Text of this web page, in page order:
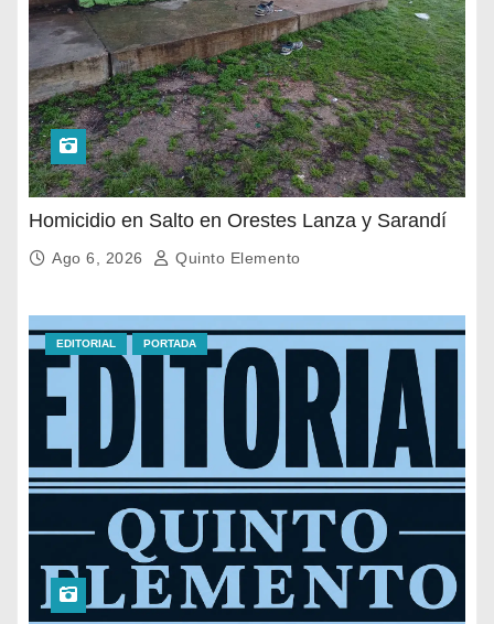
Homicidio en Salto en Orestes Lanza y Sarandí
Ago 6, 2026 Quinto Elemento
EDITORIAL PORTADA